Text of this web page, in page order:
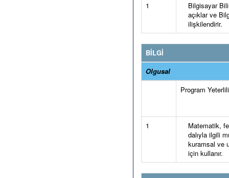
1
Bilgisayar
açıklar ve
ilişkilendirir.
BİLGİ
Olgusal
Program
1
Matematik,
dalıyla ilgili
kuramsal ve
için kullanır.